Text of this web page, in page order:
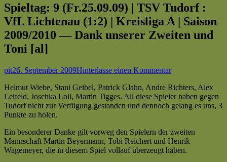
Spieltag: 9 (Fr.25.09.09) | TSV Tudorf :
VfL Lichtenau (1:2) | Kreisliga A | Saison
2009/2010 — Dank unserer Zweiten und
Toni [al]
Autor
pitVeröffentlicht
26. September 2009Hinterlasse einen Kommentarzu
9
(Fr.25.09.09)
|
:
VfL
Lichtenau
Helmut Wiebe, Stani Geibel, Patrick Glahn, Andre Richters, Alex
Leifeld, Joschka Loll, Martin Tigges. All diese Spieler haben gegen
Tudorf nicht zur Verfügung gestanden und dennoch gelang es uns, 3
Punkte zu holen.
Ein besonderer Danke gilt vorweg den Spielern der zweiten
Mannschaft Martin Beyermann, Tobi Reichert und Henrik
Wagemeyer, die in diesem Spiel vollauf überzeugt haben.